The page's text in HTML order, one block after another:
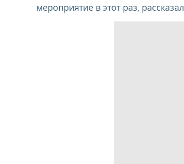
мероприятие в этот раз, рассказал